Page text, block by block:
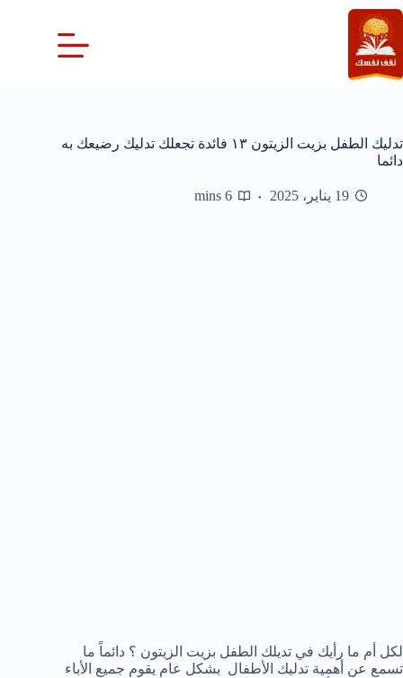
التجاوز
إلى
المحتوى
تدليك الطفل بزيت الزيتون ١٣ فائدة تجعلك تدليك رضيعك به
دائما
19 يناير، 2025 6 mins
لكل أم ما رأيك في تديلك الطفل بزيت الزيتون ؟ دائماً ما
تسمع عن أهمية تدليك الأطفال بشكل عام يقوم جميع الأباء